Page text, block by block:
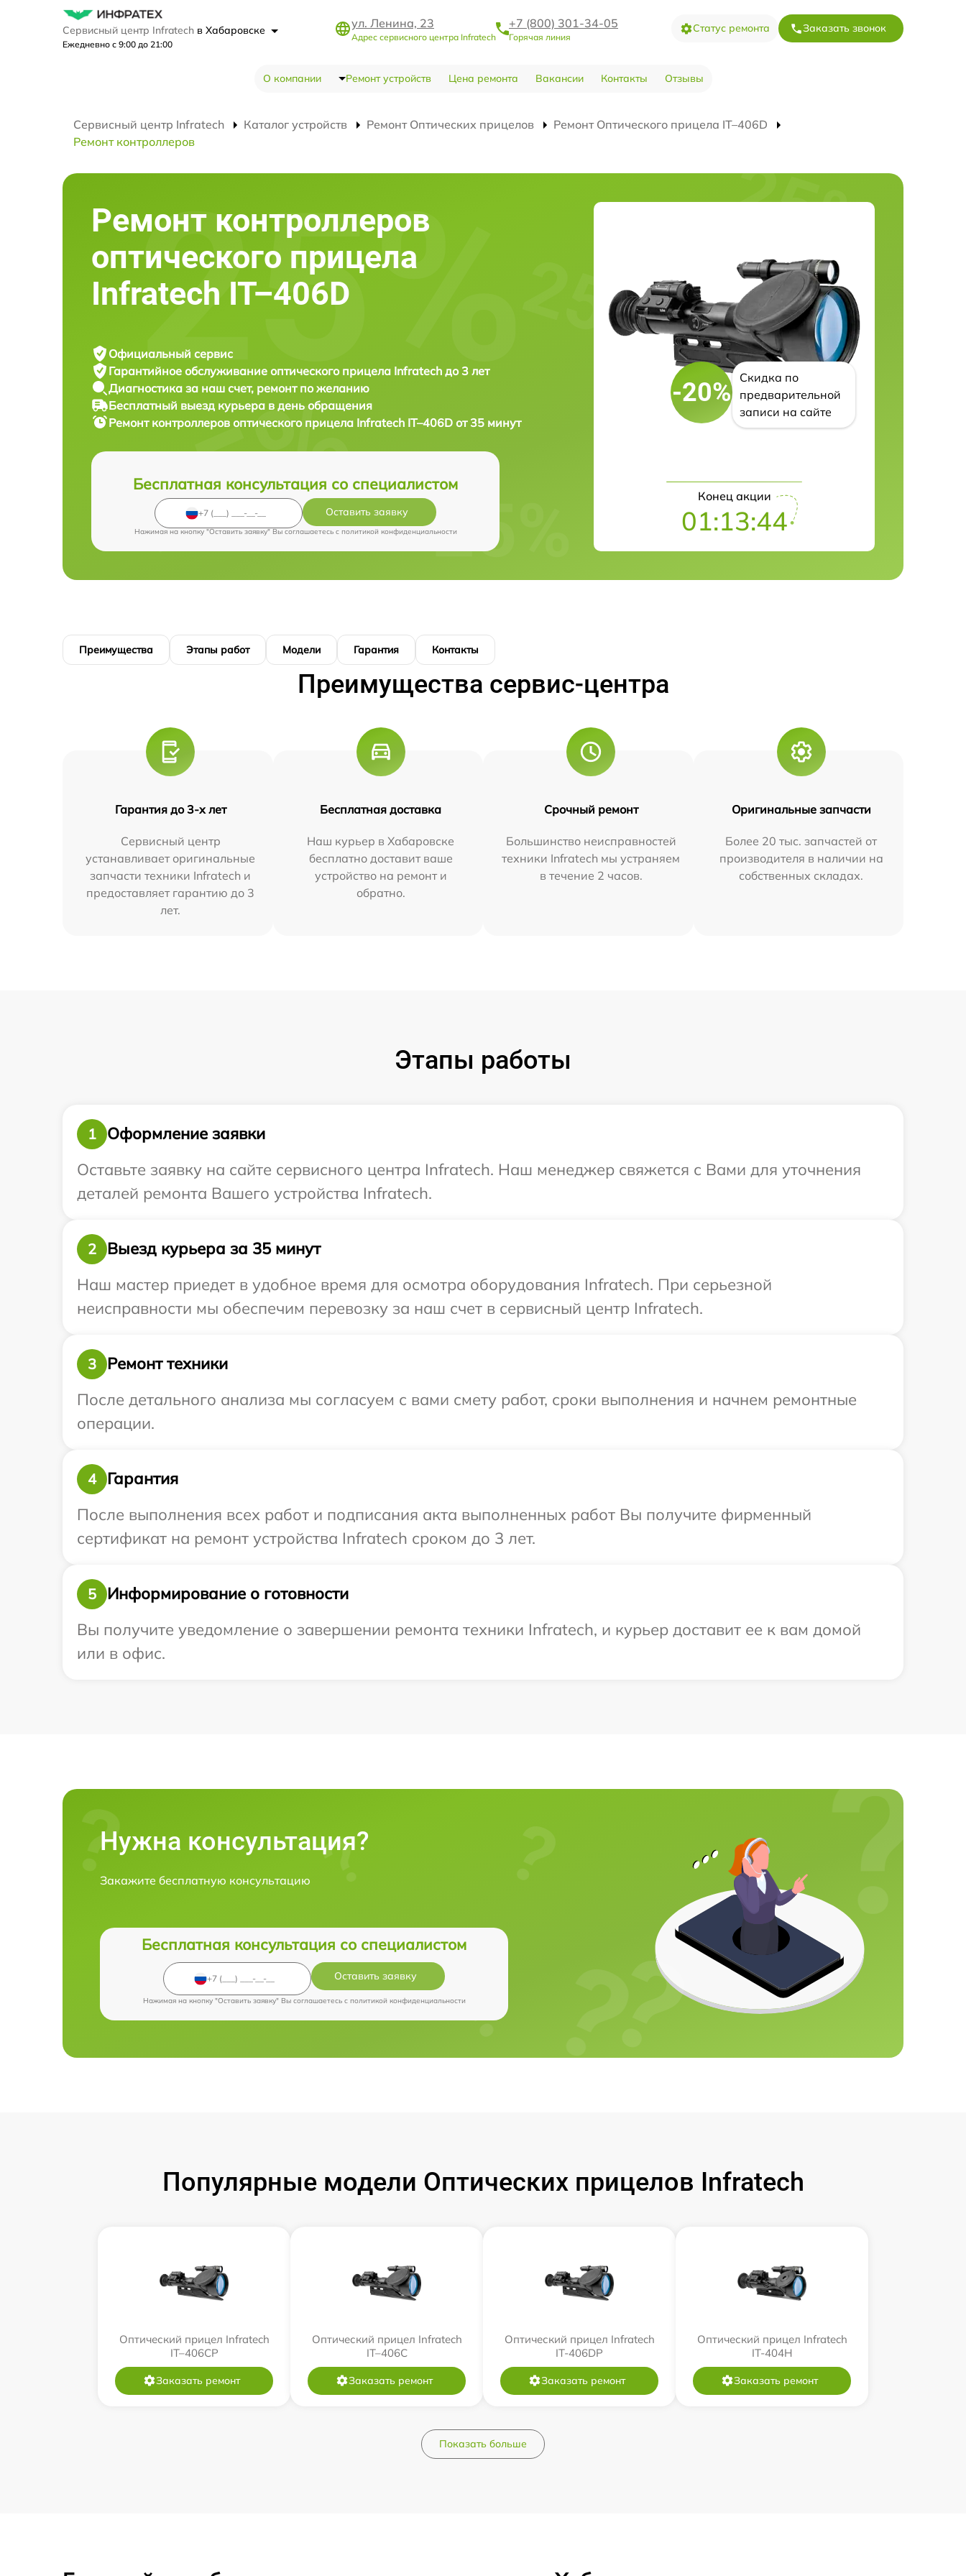
Сервисный центр Infratech в Хабаровске
Ежедневно с 9:00 до 21:00
ул. Ленина, 23
Адрес сервисного центра Infratech
+7 (800) 301-34-05
Горячая линия
Статус ремонта Заказать звонок
О компании Ремонт устройств Цена ремонта Вакансии Контакты Отзывы
Сервисный центр Infratech Каталог устройств Ремонт Оптических прицелов
Ремонт Оптического прицела IT–406D
Ремонт контроллеров
Ремонт контроллеров
оптического прицела
Infratech IT–406D
Официальный сервис
Гарантийное обслуживание оптического прицела Infratech до 3 лет
Диагностика за наш счет, ремонт по желанию
Бесплатный выезд курьера в день обращения
Ремонт контроллеров оптического прицела Infratech IT–406D от 35 минут
Бесплатная консультация со специалистом
Оставить заявку
Нажимая на кнопку "Оставить заявку" Вы соглашаетесь c политикой конфиденциальности
-20%
Скидка по
предварительной
записи на сайте
Конец акции
01:13:42
Преимущества Этапы работ Модели Гарантия Контакты
Преимущества сервис-центра
Гарантия до 3-х лет
Сервисный центр
устанавливает оригинальные
запчасти техники Infratech и
предоставляет гарантию до 3
лет.
Бесплатная доставка
Наш курьер в Хабаровске
бесплатно доставит ваше
устройство на ремонт и
обратно.
Срочный ремонт
Большинство неисправностей
техники Infratech мы устраняем
в течение 2 часов.
Оригинальные запчасти
Более 20 тыс. запчастей от
производителя в наличии на
собственных складах.
Этапы работы
1
Оформление заявки
Оставьте заявку на сайте сервисного центра Infratech. Наш менеджер свяжется с Вами для уточнения
деталей ремонта Вашего устройства Infratech.
2
Выезд курьера за 35 минут
Наш мастер приедет в удобное время для осмотра оборудования Infratech. При серьезной
неисправности мы обеспечим перевозку за наш счет в сервисный центр Infratech.
3
Ремонт техники
После детального анализа мы согласуем с вами смету работ, сроки выполнения и начнем ремонтные
операции.
4
Гарантия
После выполнения всех работ и подписания акта выполненных работ Вы получите фирменный
сертификат на ремонт устройства Infratech сроком до 3 лет.
5
Информирование о готовности
Вы получите уведомление о завершении ремонта техники Infratech, и курьер доставит ее к вам домой
или в офис.
Нужна консультация?
Закажите бесплатную консультацию
Бесплатная консультация со специалистом
Оставить заявку
Нажимая на кнопку "Оставить заявку" Вы соглашаетесь c политикой конфиденциальности
Популярные модели Оптических прицелов Infratech
Оптический прицел Infratech
IT–406СP
Заказать ремонт
Оптический прицел Infratech
IT–406С
Заказать ремонт
Оптический прицел Infratech
IT-406DP
Заказать ремонт
Оптический прицел Infratech
IT-404H
Заказать ремонт
Показать больше